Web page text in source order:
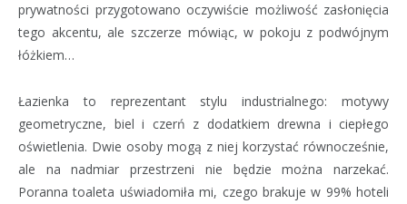
prywatności przygotowano oczywiście możliwość zasłonięcia
tego akcentu, ale szczerze mówiąc, w pokoju z podwójnym
łóżkiem…
Łazienka to reprezentant stylu industrialnego: motywy
geometryczne, biel i czerń z dodatkiem drewna i ciepłego
oświetlenia. Dwie osoby mogą z niej korzystać równocześnie,
ale na nadmiar przestrzeni nie będzie można narzekać.
Poranna toaleta uświadomiła mi, czego brakuje w 99% hoteli